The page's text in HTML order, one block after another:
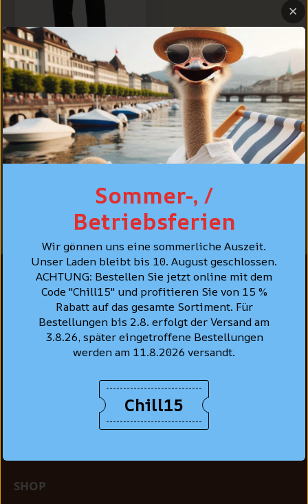
Levi's® 527™ Slim
Bootcut Jeans,
Noir uni "In A
Minute Rinse"
Oberdorfstrasse 22
CH-8001 Zurich
+41 44 261 91 22
hello@struuss.ch
Mar - ven: 10 h 00 - 18 h 30
Sam: 10 h 00 - 16 h 30
SHOP
Sommer-, /
Betriebsferien
Wir gönnen uns eine sommerliche Auszeit.
Unser Laden bleibt bis 10. August geschlossen.
ACHTUNG: Bestellen Sie jetzt online mit dem
Code "Chill15" und profitieren Sie von 15 %
Rabatt auf das gesamte Sortiment. Für
Bestellungen bis 2.8. erfolgt der Versand am
3.8.26, später eingetroffene Bestellungen
werden am 11.8.2026 versandt.
Chill15